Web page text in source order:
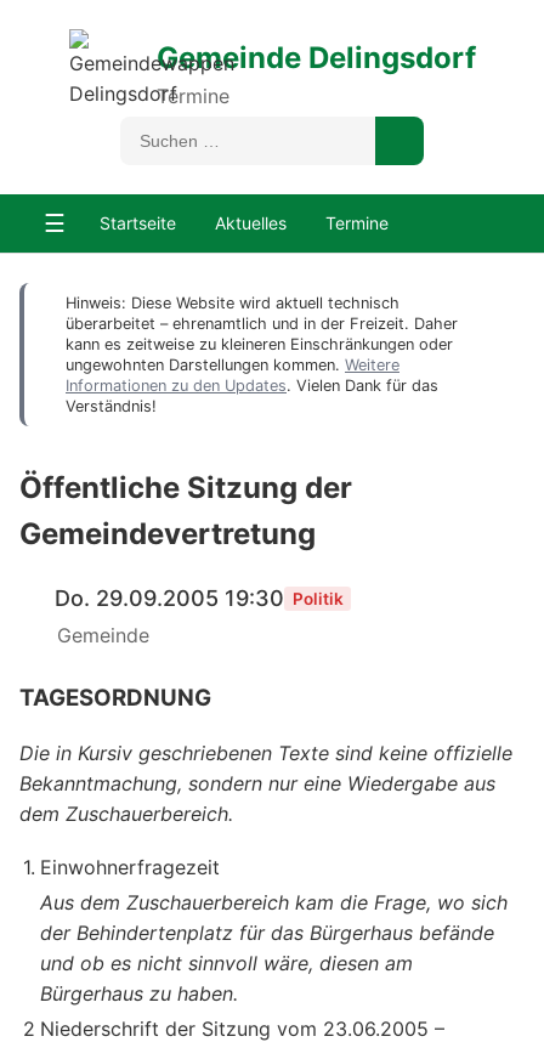
Gemeinde Delingsdorf
Termine
☰ Startseite Aktuelles Termine
Hinweis: Diese Website wird aktuell technisch
überarbeitet – ehrenamtlich und in der Freizeit. Daher
kann es zeitweise zu kleineren Einschränkungen oder
ungewohnten Darstellungen kommen. Weitere
Informationen zu den Updates. Vielen Dank für das
Verständnis!
Öffentliche Sitzung der
Gemeindevertretung
Do. 29.09.2005 19:30 Politik
Gemeinde
TAGESORDNUNG
Die in Kursiv geschriebenen Texte sind keine offizielle
Bekanntmachung, sondern nur eine Wiedergabe aus
dem Zuschauerbereich.
1. Einwohnerfragezeit
Aus dem Zuschauerbereich kam die Frage, wo sich
der Behindertenplatz für das Bürgerhaus befände
und ob es nicht sinnvoll wäre, diesen am
Bürgerhaus zu haben.
2 Niederschrift der Sitzung vom 23.06.2005 –